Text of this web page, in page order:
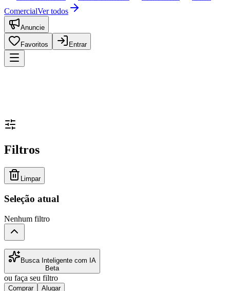
ComercialVer todos
Anuncie
Favoritos Entrar
Filtros
Limpar
Seleção atual
Nenhum filtro
Busca Inteligente com IA
Beta
ou faça seu filtro
Comprar Alugar